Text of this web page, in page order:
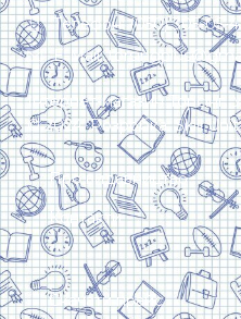
Телефон: (050) 305-05-
E-Mail:
Інтернет-магазин Торсінг.
© 2024. Розробка:Skill Unit
Про видавництво
Контакти
Скачати прайс